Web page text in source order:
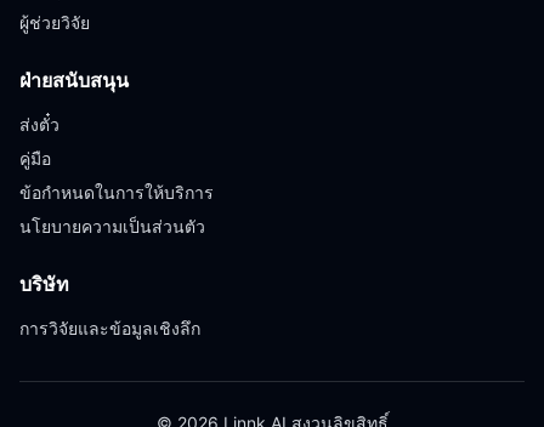
ผู้ช่วยวิจัย
ฝ่ายสนับสนุน
ส่งตั๋ว
คู่มือ
ข้อกำหนดในการให้บริการ
นโยบายความเป็นส่วนตัว
บริษัท
การวิจัยและข้อมูลเชิงลึก
© 2026 Linnk AI สงวนลิขสิทธิ์